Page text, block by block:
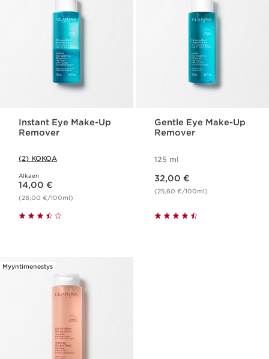
Instant Eye Make-Up
Remover
(2) KOKOA
Alkaen
Nykyinen hinta 14,00 €
14,00 €
(28,00 €/100ml)
Gentle Eye Make-Up
Remover
125 ml
32,00 €
(25,60 €/100ml)
Myyntimenestys